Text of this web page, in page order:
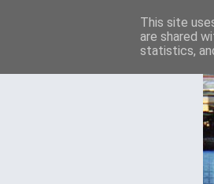
This site
are shared
statistics,